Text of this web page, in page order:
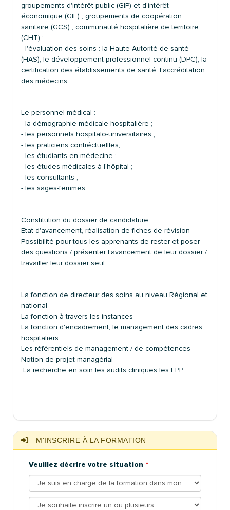
groupements d'intérêt public (GIP) et d'intérêt
économique (GIE) ; groupements de coopération
sanitaire (GCS) ; communauté hospitalière de territoire
(CHT) ;
- l'évaluation des soins : la Haute Autorité de santé
(HAS), le développement professionnel continu (DPC), la
certification des établissements de santé, l'accréditation
des médecins.
Le personnel médical :
- la démographie médicale hospitalière ;
- les personnels hospitalo-universitaires ;
- les praticiens contréctuellles;
- les étudiants en médecine ;
- les études médicales à l'hôpital ;
- les consultants ;
- les sages-femmes
Constitution du dossier de candidature
Etat d'avancement, réalisation de fiches de révision
Possibilité pour tous les apprenants de rester et poser
des questions / présenter l'avancement de leur dossier /
travailler leur dossier seul
La fonction de directeur des soins au niveau Régional et
national
La fonction à travers les instances
La fonction d'encadrement, le management des cadres
hospitaliers
Les référentiels de management / de compétences
Notion de projet managérial
La recherche en soin les audits cliniques les EPP
M'INSCRIRE À LA FORMATION
Veuillez décrire votre situation